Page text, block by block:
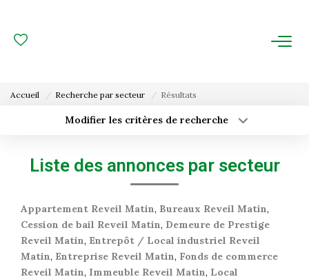
ESTIMATION
FAIRE GÉRER
Gestion De Copropriété
NOUS CONNAITRE
Accueil Recherche par secteur Résultats
Modifier les critères de recherche
Type de bien
Surface min
Budget max Plus de critères
Créer une alerte
Liste des annonces par secteur
Appartement Reveil Matin, Bureaux Reveil Matin,
Cession de bail Reveil Matin, Demeure de Prestige
Reveil Matin, Entrepôt / Local industriel Reveil
Matin, Entreprise Reveil Matin, Fonds de commerce
Reveil Matin, Immeuble Reveil Matin, Local